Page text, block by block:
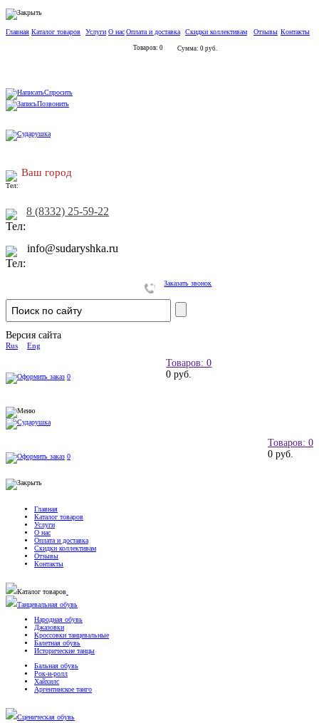
Главная Каталог товаров Услуги О насОплата и доставка Скидки коллективам Отзывы Контакты
Товаров: 0 Сумма: 0 руб.
Спросить
Позвонить
Ваш город
8 (8332) 25-59-22
info@sudaryshka.ru
Заказать звонок
Версия сайта
Rus Eng
Товаров: 0
0 руб.
0
Товаров: 0
0 руб.
0
Главная
Каталог товаров
Услуги
О нас
Оплата и доставка
Скидки коллективам
Отзывы
Контакты
Каталог товаров
Танцевальная обувь
Народная обувь
Джазовки
Кроссовки танцевальные
Балетная обувь
Исторические танцы
Бальная обувь
Рок-н-ролл
Хайхилс
Аргентинское танго
Сценическая обувь